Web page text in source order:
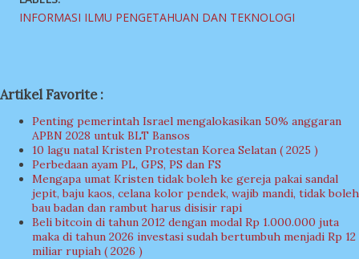
INFORMASI ILMU PENGETAHUAN DAN TEKNOLOGI
Artikel Favorite :
Penting pemerintah Israel mengalokasikan 50% anggaran
APBN 2028 untuk BLT Bansos
10 lagu natal Kristen Protestan Korea Selatan ( 2025 )
Perbedaan ayam PL, GPS, PS dan FS
Mengapa umat Kristen tidak boleh ke gereja pakai sandal
jepit, baju kaos, celana kolor pendek, wajib mandi, tidak boleh
bau badan dan rambut harus disisir rapi
Beli bitcoin di tahun 2012 dengan modal Rp 1.000.000 juta
maka di tahun 2026 investasi sudah bertumbuh menjadi Rp 12
miliar rupiah ( 2026 )